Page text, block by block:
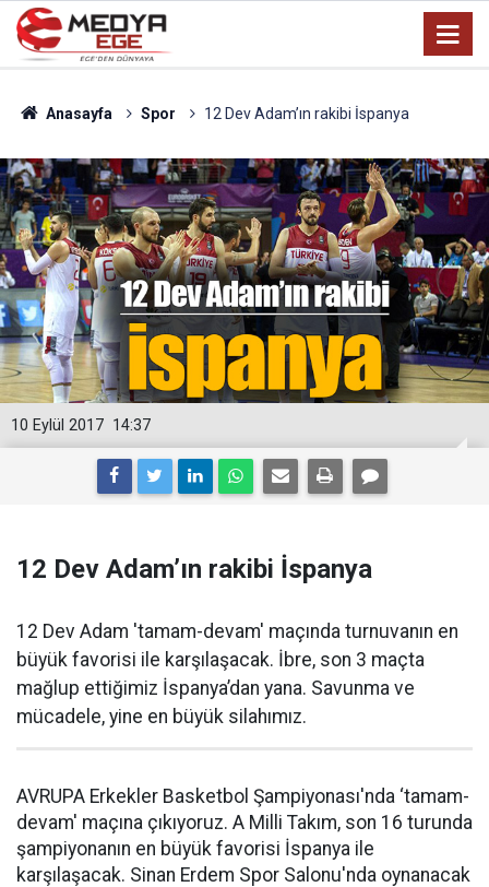
Anasayfa Spor 12 Dev Adam’ın rakibi İspanya
14:37
10 Eylül 2017
12 Dev Adam’ın rakibi İspanya
12 Dev Adam 'tamam-devam' maçında turnuvanın en
büyük favorisi ile karşılaşacak. İbre, son 3 maçta
mağlup ettiğimiz İspanya’dan yana. Savunma ve
mücadele, yine en büyük silahımız.
AVRUPA Erkekler Basketbol Şampiyonası'nda ‘tamam-
devam' maçına çıkıyoruz. A Milli Takım, son 16 turunda
şampiyonanın en büyük favorisi İspanya ile
karşılaşacak. Sinan Erdem Spor Salonu'nda oynanacak